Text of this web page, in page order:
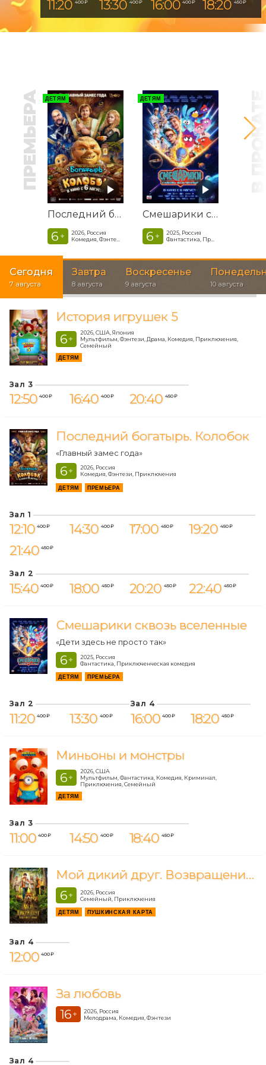
11:20 400 ₽ 13:30 400 ₽ 16:00 400 ₽ 18:20 450 ₽
ПРЕМЬЕРА ДЕТЯМ
Последний богатырь. Колобок
6 +
2026, Россия
ДЕТЯМ
Смешарики сквозь вселенные
6 +
2025, Россия
В
Сегодня
7 августа
Завтра
8 августа
Воскресенье
9 августа 10 августа
История игрушек 5
6 +
2026, США, Япония
Мультфильм, Фэнтези, Драма, Комедия, Приключения,
Семейный
ДЕТЯМ
Зал 3
12:50 400 ₽ 16:40 400 ₽ 20:40 450 ₽
Последний богатырь. Колобок
«Главный замес года»
6 +
2026, Россия
Комедия, Фэнтези, Приключения
ДЕТЯМ ПРЕМЬЕРА
Зал 1
12:10 400 ₽ 14:30 400 ₽ 17:00 450 ₽ 19:20 450 ₽
21:40 450 ₽
Зал 2
15:40 400 ₽ 18:00 450 ₽ 20:20 450 ₽ 22:40 450 ₽
Смешарики сквозь вселенные
«Дети здесь не просто так»
6 +
2025, Россия
Фантастика, Приключенческая комедия
ДЕТЯМ ПРЕМЬЕРА
Зал 2
11:20 400 ₽ 13:30 400 ₽
Зал 4
16:00 400 ₽ 18:20 450 ₽
Миньоны и монстры
6 +
2026, США
Мультфильм, Фантастика, Комедия, Криминал,
Приключения, Семейный
ДЕТЯМ
Зал 3
11:00 400 ₽ 14:50 400 ₽ 18:40 450 ₽
Мой дикий друг. Возвращение домой
6 +
2026, Россия
Семейный, Приключения
ДЕТЯМ ПУШКИНСКАЯ КАРТА
Зал 4
12:00 400 ₽
За любовь
16 +
2026, Россия
Мелодрама, Комедия, Фэнтези
Зал 4